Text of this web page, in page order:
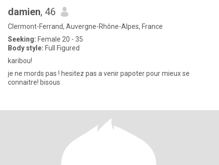
damien, 46
Clermont-Ferrand, Auvergne-Rhône-Alpes, France
Seeking: Female 20 - 35
Body style: Full Figured
karibou!
je ne mords pas ! hesitez pas a venir papoter pour mieux se
connaitre! bisous